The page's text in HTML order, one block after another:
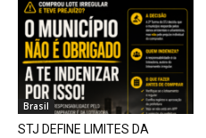
Brasil
STJ DEFINE LIMITES DA